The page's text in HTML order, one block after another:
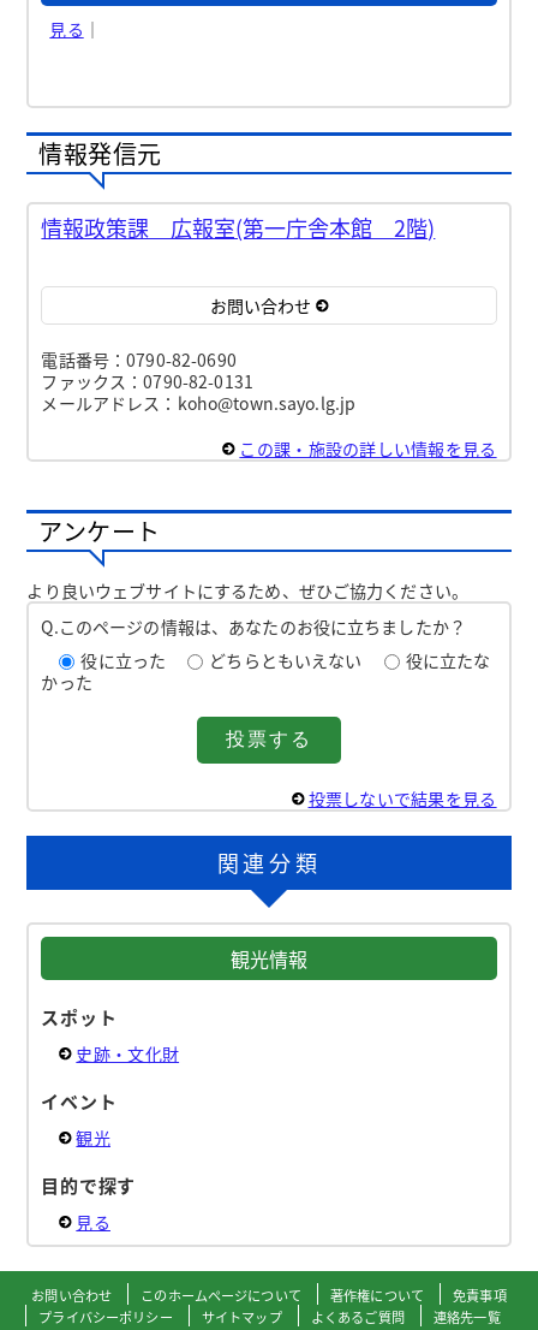
見る ｜
情報発信元
情報政策課 広報室(第一庁舎本館 2階)
お問い合わせ
電話番号：0790-82-0690
ファックス：0790-82-0131
メールアドレス：koho@town.sayo.lg.jp
この課・施設の詳しい情報を見る
アンケート
より良いウェブサイトにするため、ぜひご協力ください。
Q.このページの情報は、あなたのお役に立ちましたか？
役に立った
どちらともいえない
役に立たな
かった
投票しないで結果を見る
関連分類
観光情報
スポット
史跡・文化財
イベント
観光
目的で探す
見る
お問い合わせ このホームページについて 著作権について
免責事項
プライバシーポリシー
サイトマップ よくあるご質問 連絡先一覧